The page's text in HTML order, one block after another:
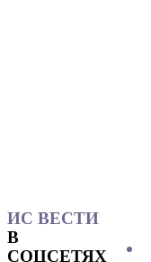
ИС ВЕСТИ
В
СОЦСЕТЯХ